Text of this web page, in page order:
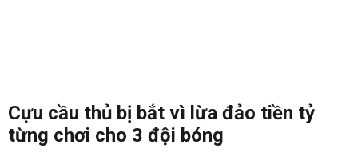
Cựu cầu thủ bị bắt vì lừa đảo tiền tỷ
từng chơi cho 3 đội bóng